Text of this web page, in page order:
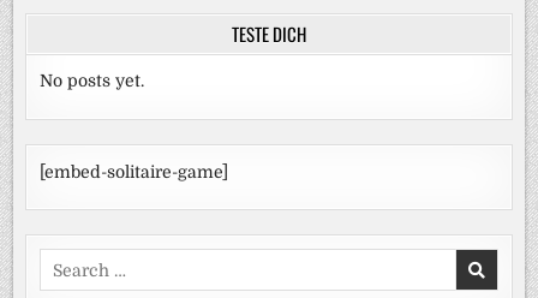
TESTE DICH
No posts yet.
[embed-solitaire-game]
Search
for: